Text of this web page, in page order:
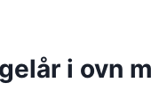
i ovn